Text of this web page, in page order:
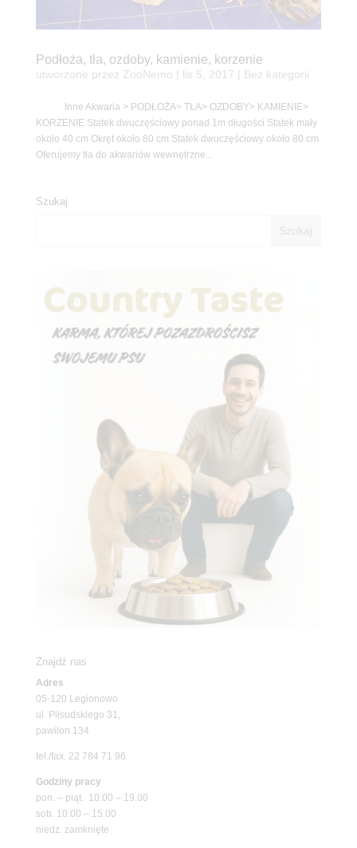
Podłoża, tła, ozdoby, kamienie, korzenie
utworzone przez ZooNemo lis 5, 2017 | Bez kategorii
Inne Akwaria > PODŁOŻA> TŁA> OZDOBY> KAMIENIE>
KORZENIE Statek dwuczęściowy ponad 1m długości Statek mały
około 40 cm Okręt około 80 cm Statek dwuczęściowy około 80 cm
Oferujemy tła do akwariów wewnętrzne...
Szukaj
Znajdź nas
Adres
05-120 Legionowo
ul. Piłsudskiego 31,
pawilon 134
tel./fax. 22 784 71 96
Godziny pracy
pon. – piąt. 10.00 – 19.00
sob. 10.00 – 15.00
niedz. zamknięte